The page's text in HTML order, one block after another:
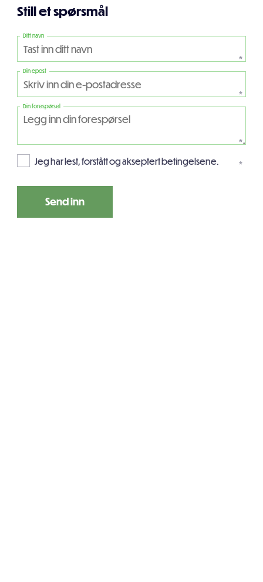
Still et spørsmål
Ditt navn
*
Din epost
*
Din forespørsel
*
Jeg har lest, forstått og akseptert betingelsene. *